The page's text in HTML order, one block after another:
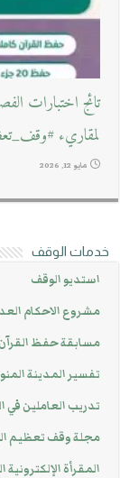
تائج اختبارات
لمقاريء
مايو 12, 2026
خدمات الوقف
استديو الوقف
مشروع الاحكام
مسابقة حفظ
تفسير المدينة
تدريب العاملين في
مجلة وقف تعظيم
المقرأة الإلكترونية